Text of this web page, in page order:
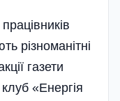
різноманітні
газети
«Енергія